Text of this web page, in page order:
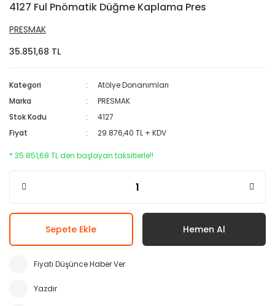
4127 Ful Pnömatik Düğme Kaplama Pres
PRESMAK
35.851,68 TL
Kategori
Atölye Donanımları
Marka
PRESMAK
Stok Kodu
4127
Fiyat
29.876,40 TL + KDV
* 35.851,68 TL den başlayan taksitlerle!!
Sepete Ekle Hemen Al
Fiyatı Düşünce Haber Ver
Yazdır